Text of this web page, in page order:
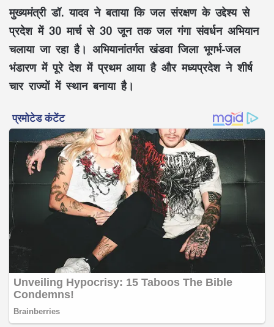
मुख्यमंत्री डॉ. यादव ने बताया कि जल संरक्षण के उद्देश्य से
प्रदेश में 30 मार्च से 30 जून तक जल गंगा संवर्धन अभियान
चलाया जा रहा है। अभियानांतर्गत खंडवा जिला भूगर्भ-जल
भंडारण में पूरे देश में प्रथम आया है और मध्यप्रदेश ने शीर्ष
चार राज्यों में स्थान बनाया है।